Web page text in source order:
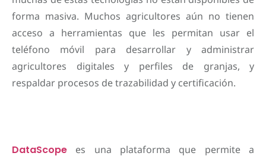
forma masiva. Muchos agricultores aún no tienen
acceso a herramientas que les permitan usar el
teléfono móvil para desarrollar y administrar
agricultores digitales y perfiles de granjas, y
respaldar procesos de trazabilidad y certificación.
DataScope es una plataforma que permite a